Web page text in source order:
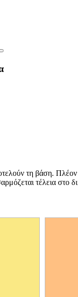
τη βάση. Πλέον
τέλεια στο